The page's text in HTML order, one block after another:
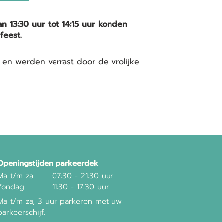
13:30 uur tot 14:15 uur konden
werden verrast door de vrolijke
parkeerdek
t/m za.
07:30 - 21:30 uur
11:30 - 17:30 uur
t/m za, 3 uur parkeren met uw